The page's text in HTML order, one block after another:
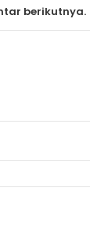
berikutnya.